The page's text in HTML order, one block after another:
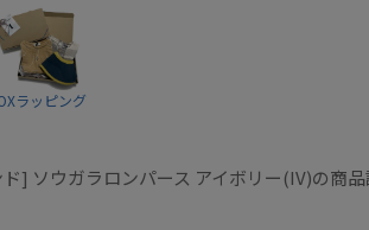
ラッピング
] ソウガラロンパース アイボリー(IV)の商